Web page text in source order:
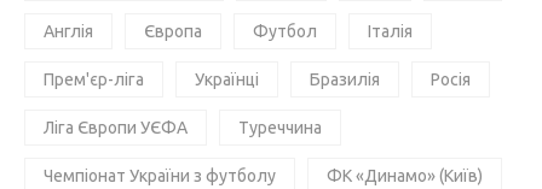
Англія Європа Футбол Італія
Прем'єр-ліга Українці Бразилія Росія
Ліга Європи УЄФА Туреччина
Чемпіонат України з футболу ФК «Динамо» (Київ)